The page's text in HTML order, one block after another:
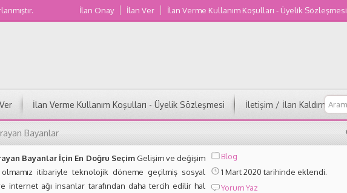
İlan Onay İlan Ver İlan Verme Kullanım Koşulları - Üyelik Sözleşmesi
İlan Verme Kullanım Koşulları - Üyelik Sözleşmesi İletişim / İlan Kaldırma
Bayanlar
Bayanlar İçin En Doğru SeçimGelişim ve değişim
olmamız itibariyle teknolojik döneme geçilmiş sosyal
internet ağı insanlar tarafından daha tercih edilir hal
Blog
1 Mart 2020 tarihinde eklendi.
Yorum Yaz